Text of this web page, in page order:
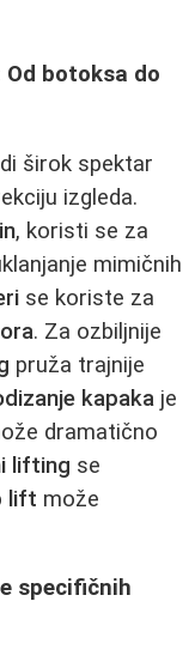
Od botoksa do
širok spektar
izgleda.
, koristi se za
mimičnih
se koriste za
. Za ozbiljnije
pruža trajnije
kapaka je
dramatično
lifting se
lift može
specifičnih